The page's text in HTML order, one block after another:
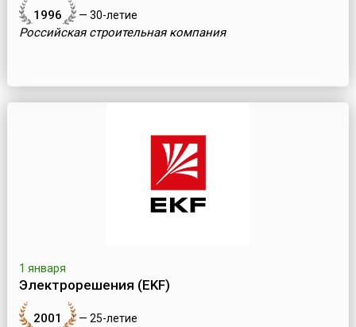
1996 — 30-летие
Российская строительная компания
1 января
Электрорешения (EKF)
2001 — 25-летие